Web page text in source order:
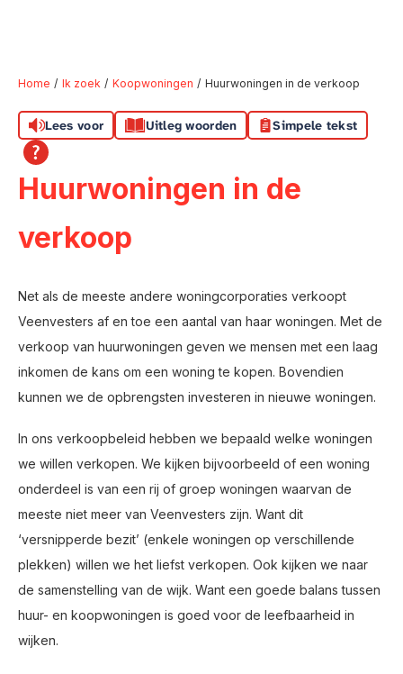
Naar hoofdinhoud
Naar hoofdnavigatiemenu
Naar zoeken
Home Ik zoek Koopwoningen Huurwoningen in de verkoop
Lees voor Uitleg woorden Simpele tekst
Huurwoningen in de
verkoop
Net als de meeste andere woningcorporaties verkoopt
Veenvesters af en toe een aantal van haar woningen. Met de
verkoop van huurwoningen geven we mensen met een laag
inkomen de kans om een woning te kopen. Bovendien
kunnen we de opbrengsten investeren in nieuwe woningen.
In ons verkoopbeleid hebben we bepaald welke woningen
we willen verkopen. We kijken bijvoorbeeld of een woning
onderdeel is van een rij of groep woningen waarvan de
meeste niet meer van Veenvesters zijn. Want dit
‘versnipperde bezit’ (enkele woningen op verschillende
plekken) willen we het liefst verkopen. Ook kijken we naar
de samenstelling van de wijk. Want een goede balans tussen
huur- en koopwoningen is goed voor de leefbaarheid in
wijken.